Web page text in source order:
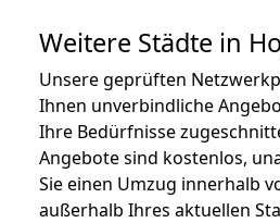
Weitere Städte in
Unsere geprüften
Ihnen unverbindliche
Ihre Bedürfnisse
Angebote sind kostenlos,
Sie einen Umzug innerhalb
außerhalb Ihres aktuellen